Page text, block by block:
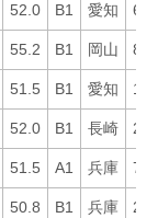
52.0 B1 愛知 65
55.2 B1 岡山 81
51.5 B1 愛知 16
52.0 B1 長崎 24
51.5 A1 兵庫 72
50.8 B1 兵庫 25